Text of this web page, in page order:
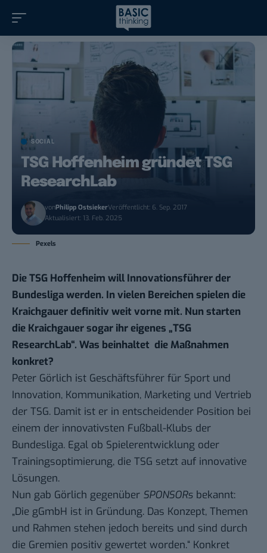
SOCIAL
TSG Hoffenheim gründet TSG
ResearchLab
vonPhilipp OstsiekerVeröffentlicht: 6. Sep. 2017
Aktualisiert: 13. Feb. 2025
Pexels
Die TSG Hoffenheim will Innovationsführer der
Bundesliga werden. In vielen Bereichen spielen die
Kraichgauer definitiv weit vorne mit. Nun starten
die Kraichgauer sogar ihr eigenes „TSG
ResearchLab“. Was beinhaltet die Maßnahmen
konkret?
Peter Görlich ist Geschäftsführer für Sport und
Innovation, Kommunikation, Marketing und Vertrieb
der TSG. Damit ist er in entscheidender Position bei
einem der innovativsten Fußball-Klubs der
Bundesliga. Egal ob Spielerentwicklung oder
Trainingsoptimierung, die TSG setzt auf innovative
Lösungen.
Nun gab Görlich gegenüber SPONSORs bekannt:
„Die gGmbH ist in Gründung. Das Konzept, Themen
und Rahmen stehen jedoch bereits und sind durch
die Gremien positiv gewertet worden.“ Konkret